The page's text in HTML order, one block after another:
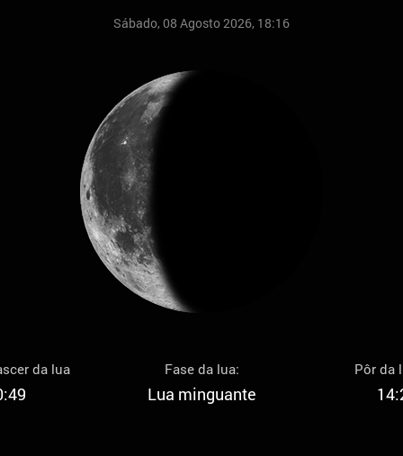
Sábado, 08 Agosto 2026, 18:16
da lua Fase da lua:
Lua minguante
Pôr da